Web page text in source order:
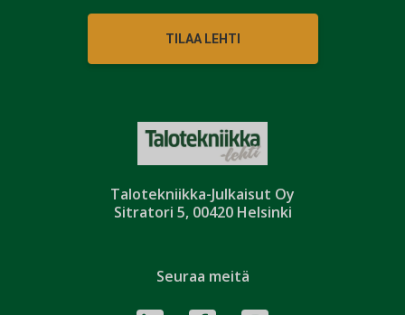
Talotekniikka-Julkaisut Oy
Sitratori 5, 00420 Helsinki
TILAA LEHTI
Seuraa meitä